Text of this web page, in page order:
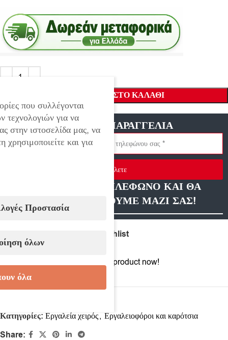
ΠΡΟΣΘΉΚΗ ΣΤΟ ΚΑΛΆΘΙ
ΓΡΗΓΟΡΗ ΠΑΡΑΓΓΕΛΙΑ
Στείλετε
ΑΦΗΣΤΕ ΜΑΣ ΤΗΛΕΦΩΝΟ ΚΑΙ ΘΑ
ΕΠΙΚΟΙΝΩΝΗΣΟΥΜΕ ΜΑΖΙ ΣΑΣ!
Add to wishlist
People watching this product now!
Κατηγορίες: Εργαλεία χειρός, Εργαλειοφόροι και καρότσια
Share:
που συλλέγονται
για να
στην ιστοσελίδα μας, να
και για
Προστασία
όλων
όλα